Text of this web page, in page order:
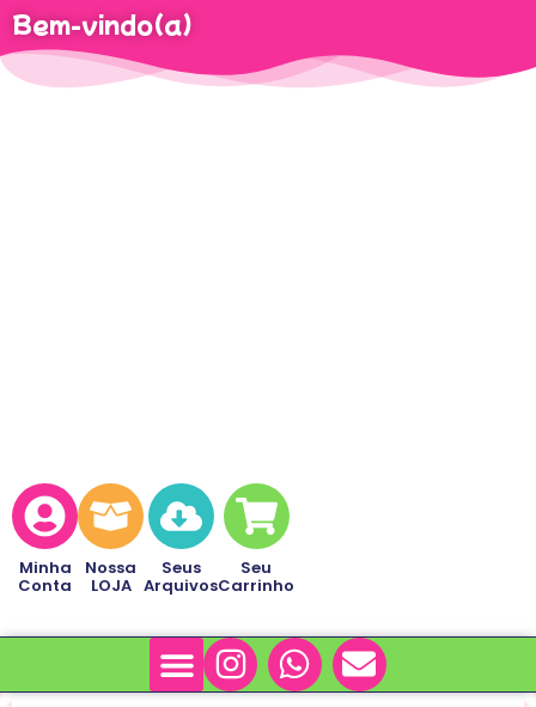
Bem-vindo(a)
Minha
Conta
Nossa
LOJA
Seus
Arquivos
Seu
Carrinho